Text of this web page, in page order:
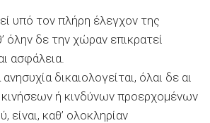
υπό τον πλήρη έλεγχον της
όλην δε την χώραν επικρατεί
ασφάλεια.
δικαιολογείται, όλαι δε αι
ή κινδύνων προερχομένων
είναι, καθ’ ολοκληρίαν